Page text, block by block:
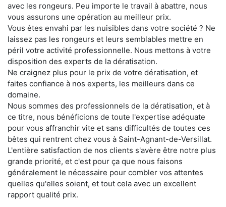
avec les rongeurs. Peu importe le travail à abattre, nous
vous assurons une opération au meilleur prix.
Vous êtes envahi par les nuisibles dans votre société ? Ne
laissez pas les rongeurs et leurs semblables mettre en
péril votre activité professionnelle. Nous mettons à votre
disposition des experts de la dératisation.
Ne craignez plus pour le prix de votre dératisation, et
faites confiance à nos experts, les meilleurs dans ce
domaine.
Nous sommes des professionnels de la dératisation, et à
ce titre, nous bénéficions de toute l'expertise adéquate
pour vous affranchir vite et sans difficultés de toutes ces
bêtes qui rentrent chez vous à Saint-Agnant-de-Versillat.
L'entière satisfaction de nos clients s'avère être notre plus
grande priorité, et c'est pour ça que nous faisons
généralement le nécessaire pour combler vos attentes
quelles qu'elles soient, et tout cela avec un excellent
rapport qualité prix.